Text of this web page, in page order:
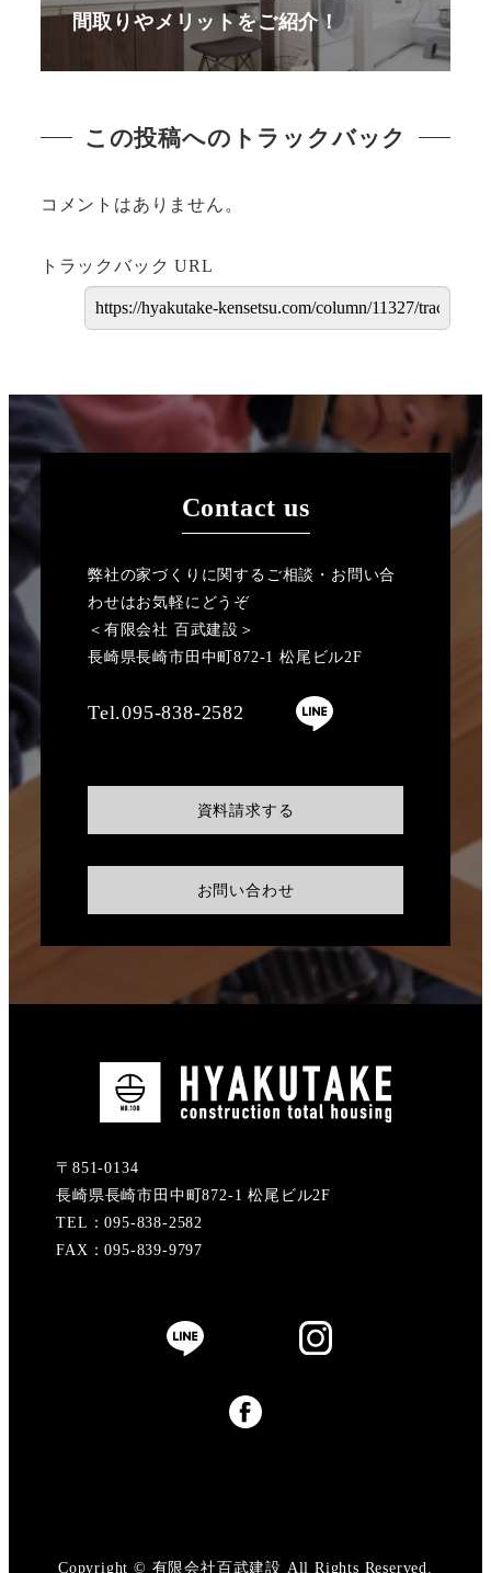
間取りやメリットをご紹介！
この投稿へのトラックバック
コメントはありません。
トラックバック URL
Contact us
弊社の家づくりに関するご相談・お問い合
わせはお気軽にどうぞ
＜有限会社 百武建設＞
長崎県長崎市田中町872-1 松尾ビル2F
Tel.095-838-2582
資料請求する
お問い合わせ
〒851-0134
長崎県長崎市田中町872-1 松尾ビル2F
TEL：095-838-2582
FAX：095-839-9797
Copyright © 有限会社百武建設 All Rights Reserved.